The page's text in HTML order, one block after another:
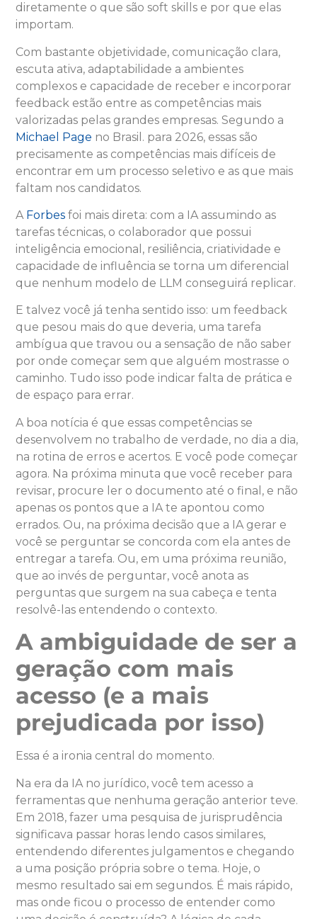
diretamente o que são soft skills e por que elas
importam.
Com bastante objetividade, comunicação clara,
escuta ativa, adaptabilidade a ambientes
complexos e capacidade de receber e incorporar
feedback estão entre as competências mais
valorizadas pelas grandes empresas. Segundo a
Michael Page no Brasil. para 2026, essas são
precisamente as competências mais difíceis de
encontrar em um processo seletivo e as que mais
faltam nos candidatos.
A Forbes foi mais direta: com a IA assumindo as
tarefas técnicas, o colaborador que possui
inteligência emocional, resiliência, criatividade e
capacidade de influência se torna um diferencial
que nenhum modelo de LLM conseguirá replicar.
E talvez você já tenha sentido isso: um feedback
que pesou mais do que deveria, uma tarefa
ambígua que travou ou a sensação de não saber
por onde começar sem que alguém mostrasse o
caminho. Tudo isso pode indicar falta de prática e
de espaço para errar.
A boa notícia é que essas competências se
desenvolvem no trabalho de verdade, no dia a dia,
na rotina de erros e acertos. E você pode começar
agora. Na próxima minuta que você receber para
revisar, procure ler o documento até o final, e não
apenas os pontos que a IA te apontou como
errados. Ou, na próxima decisão que a IA gerar e
você se perguntar se concorda com ela antes de
entregar a tarefa. Ou, em uma próxima reunião,
que ao invés de perguntar, você anota as
perguntas que surgem na sua cabeça e tenta
resolvê-las entendendo o contexto.
A ambiguidade de ser a
geração com mais
acesso (e a mais
prejudicada por isso)
Essa é a ironia central do momento.
Na era da IA no jurídico, você tem acesso a
ferramentas que nenhuma geração anterior teve.
Em 2018, fazer uma pesquisa de jurisprudência
significava passar horas lendo casos similares,
entendendo diferentes julgamentos e chegando
a uma posição própria sobre o tema. Hoje, o
mesmo resultado sai em segundos. É mais rápido,
mas onde ficou o processo de entender como